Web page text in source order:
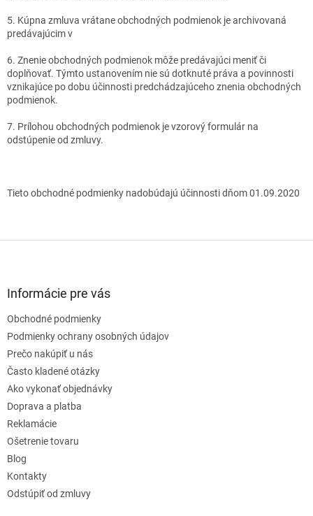
5. Kúpna zmluva vrátane obchodných podmienok je archivovaná
predávajúcim v
6. Znenie obchodných podmienok môže predávajúci meniť či
doplňovať. Týmto ustanovením nie sú dotknuté práva a povinnosti
vznikajúce po dobu účinnosti predchádzajúceho znenia obchodných
podmienok.
7. Prílohou obchodných podmienok je vzorový formulár na
odstúpenie od zmluvy.
Tieto obchodné podmienky nadobúdajú účinnosti dňom 01.09.2020
Informácie pre vás
Obchodné podmienky
Podmienky ochrany osobných údajov
Prečo nakúpiť u nás
Často kladené otázky
Ako vykonať objednávky
Doprava a platba
Reklamácie
Ošetrenie tovaru
Blog
Kontakty
Odstúpiť od zmluvy